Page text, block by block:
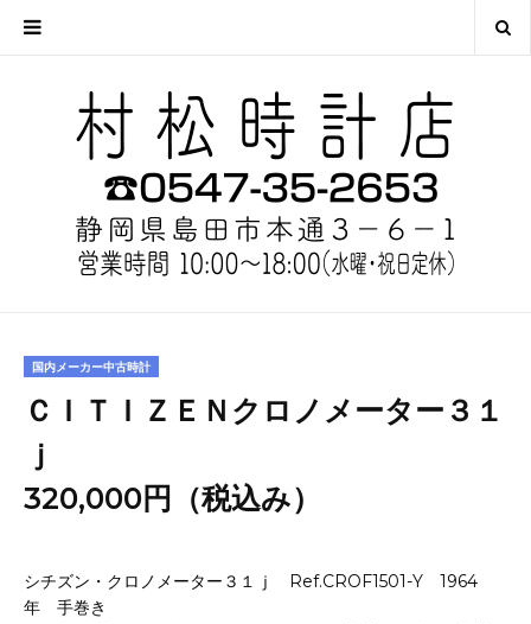
国内メーカー中古時計
ＣＩＴＩＺＥＮクロノメーター３１
ｊ
320,000円（税込み）
シチズン・クロノメーター３１ｊ Ref.CROF1501-Y 1964
年 手巻き